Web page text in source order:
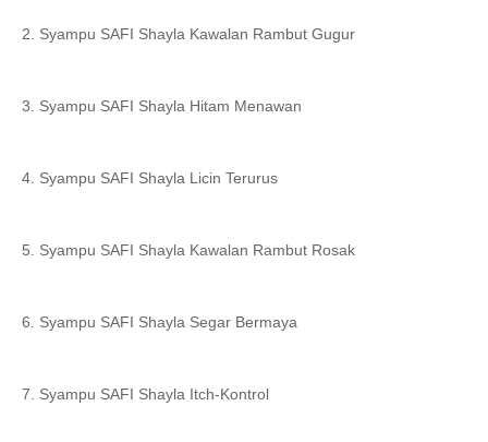
2. Syampu SAFI Shayla Kawalan Rambut Gugur
3. Syampu SAFI Shayla Hitam Menawan
4. Syampu SAFI Shayla Licin Terurus
5. Syampu SAFI Shayla Kawalan Rambut Rosak
6. Syampu SAFI Shayla Segar Bermaya
7. Syampu SAFI Shayla Itch-Kontrol